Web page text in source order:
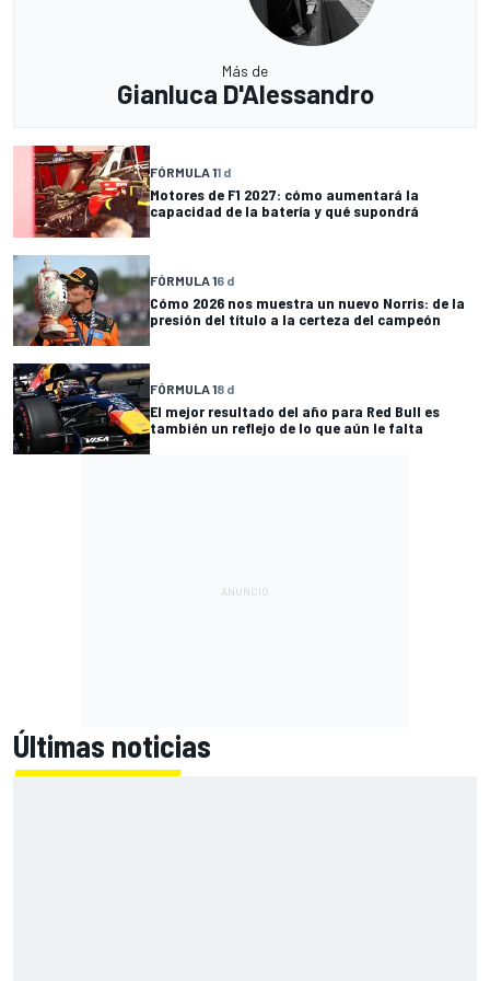
Más de
Gianluca D'Alessandro
FÓRMULA 11 d
Motores de F1 2027: cómo aumentará la
capacidad de la batería y qué supondrá
FÓRMULA 16 d
Cómo 2026 nos muestra un nuevo Norris: de la
presión del título a la certeza del campeón
FÓRMULA 18 d
El mejor resultado del año para Red Bull es
también un reflejo de lo que aún le falta
Últimas noticias